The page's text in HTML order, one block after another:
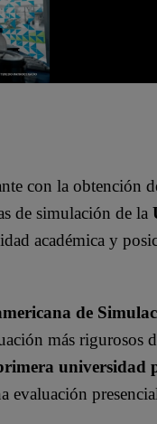
con la obtención
de simulación de la
académica y
de
más rigurosos
universidad
evaluación